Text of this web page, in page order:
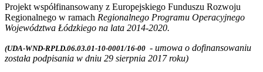
Projekt współfinansowany z Europejskiego Funduszu Rozwoju
Regionalnego w ramach Regionalnego Programu Operacyjnego
Województwa Łódzkiego na lata 2014-2020.
(UDA-WND-RPLD.06.03.01-10-0001/16-00 - umowa o dofinansowaniu
została podpisania w dniu 29 sierpnia 2017 roku)